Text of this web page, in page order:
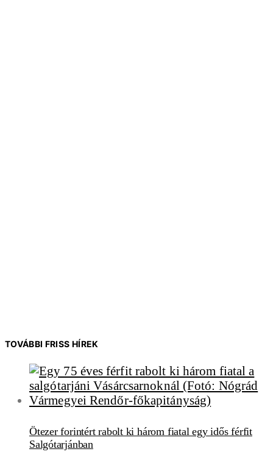
TOVÁBBI FRISS HÍREK
Ötezer forintért rabolt ki három fiatal egy idős férfit
Salgótarjánban